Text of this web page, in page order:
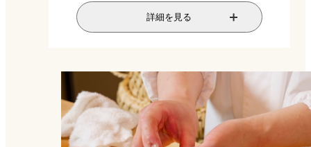
数名のチームに分かれ、生春巻きを作っ
ていただくコースです。具材を数種類用意
い！食事系、惣菜系、デザート系などバ
リエーション溢れる生春巻き作りが体験
できます。意外な食材の組み合わせを発見
することで、場が盛り上がり会話も弾み
詳細を見る